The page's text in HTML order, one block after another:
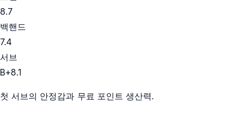
8.7
백핸드
7.4
서브
B+8.1
첫 서브의 안정감과 무료 포인트 생산력.